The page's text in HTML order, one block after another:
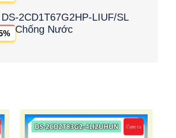
2CD1T67G2HP-LIUF/SL
Chống Nước